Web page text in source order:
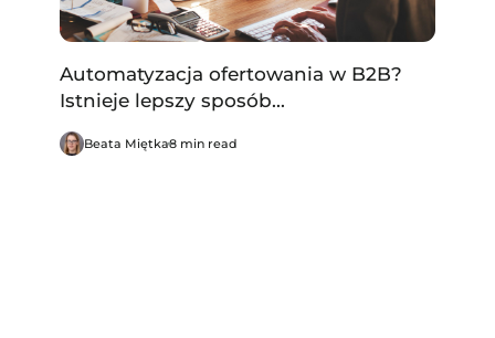
Automatyzacja ofertowania w B2B?
Istnieje lepszy sposób...
Beata Miętka8 min read